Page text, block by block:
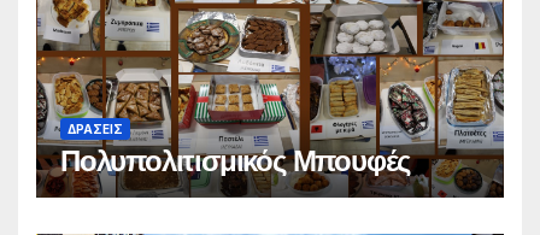
ΔΡΑΣΕΙΣ
Πολυπολιτισμικός Μπουφές